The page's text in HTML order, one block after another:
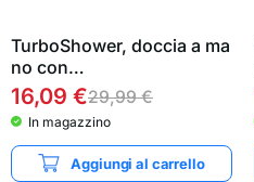
TurboShower, doccia a ma
no con…
16,09 €29,99€
In magazzino
Aggiungi al carrello